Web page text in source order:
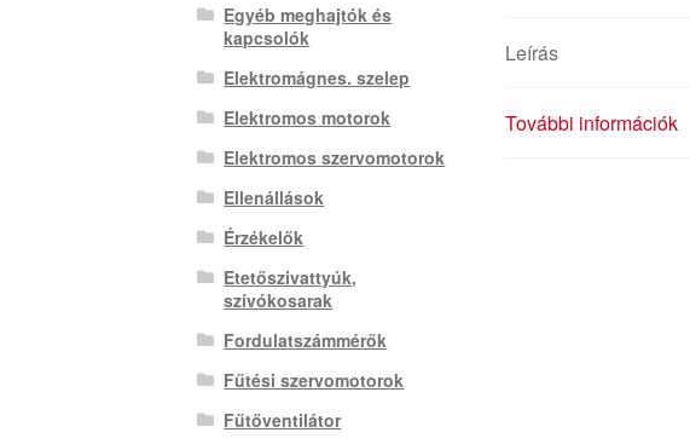
Leírás
További információk
Egyéb meghajtók és
kapcsolók
Elektromágnes. szelep
Elektromos motorok
Elektromos szervomotorok
Ellenállások
Érzékelők
Etetőszivattyúk,
szívókosarak
Fordulatszámmérők
Fűtési szervomotorok
Fűtőventilátor